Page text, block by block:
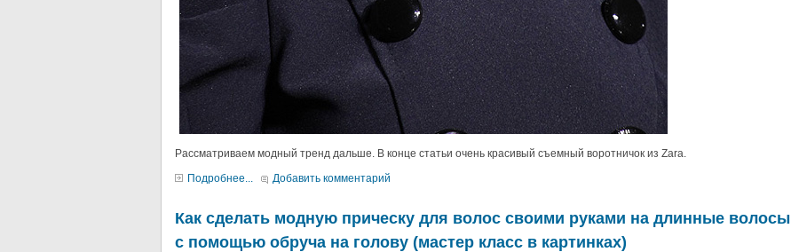
Рассматриваем модный тренд дальше. В конце статьи очень красивый съемный воротничок из Zara.
Подробнее...
Добавить комментарий
Как сделать модную прическу для волос своими руками на длинные волосы
с помощью обруча на голову (мастер класс в картинках)